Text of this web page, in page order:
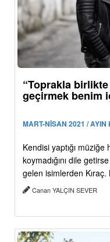
“Toprakla
geçirmek benim
MART-NİSAN 2021 / AYIN
Kendisi yaptığı
koymadığını dile
gelen isimlerden Kıraç.
Canan YALÇIN SEVER